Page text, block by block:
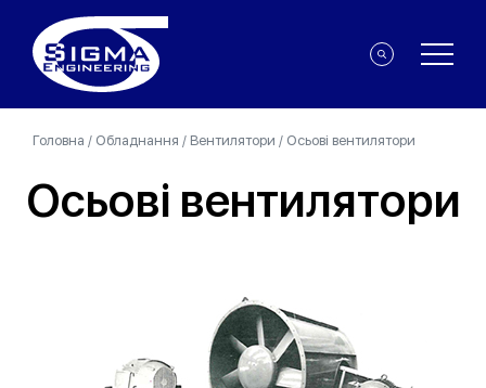
Головна / Обладнання / Вентилятори / Осьові вентилятори
Осьові вентилятори